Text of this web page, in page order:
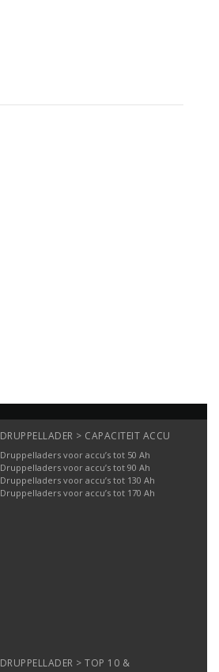
DRUPPELLADER > CAPACITEIT ACCU
Druppelladers voor accu’s tot 50 Ah
Druppelladers voor accu’s tot 90 Ah
Druppelladers voor accu’s tot 130 Ah
Druppelladers voor accu’s tot 170 Ah
DRUPPELLADER > TOP 10 &